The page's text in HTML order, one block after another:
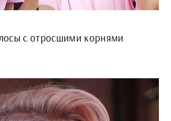
с отросшими корнями